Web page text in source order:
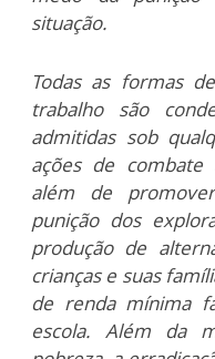
situação.
Todas as formas
trabalho são
admitidas sob
ações de
além de
punição dos
produção de
crianças e suas
de renda mínima
escola. Além da